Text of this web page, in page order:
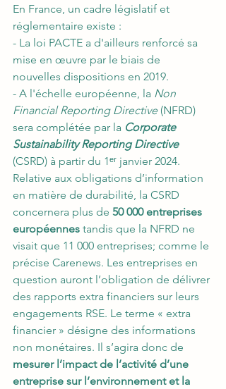
En France, un cadre législatif et
réglementaire existe :
- La loi PACTE a d'ailleurs renforcé sa
mise en œuvre par le biais de
nouvelles dispositions en 2019.
- A l'échelle européenne, la Non
Financial Reporting Directive (NFRD)
sera complétée par la Corporate
Sustainability Reporting Directive
(CSRD) à partir du 1ᵉʳ janvier 2024.
Relative aux obligations d’information
en matière de durabilité, la CSRD
concernera plus de 50 000 entreprises
européennes tandis que la NFRD ne
visait que 11 000 entreprises; comme le
précise Carenews. Les entreprises en
question auront l’obligation de délivrer
des rapports extra financiers sur leurs
engagements RSE. Le terme « extra
financier » désigne des informations
non monétaires. Il s’agira donc de
mesurer l’impact de l’activité d’une
entreprise sur l’environnement et la